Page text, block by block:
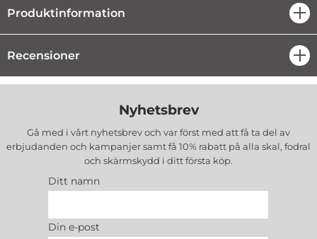
skärmen utan att lämna luftbubblor. Kanterna på glaset är rundade,
Drag:
Lim:All-over
Utseende: Färgelement som är kompatibla med din
telefonmodell
Setet innehåller:
skärm
en uppsättning klistermärken för exakt placering av glaset
på skärmen
Produktinformation
Recensioner
Nyhetsbrev
Gå med i vårt nyhetsbrev och var först med att få ta del av
erbjudanden och kampanjer samt få 10% rabatt på alla skal, fodral
och skärmskydd i ditt första köp.
Ditt namn
Din e-post